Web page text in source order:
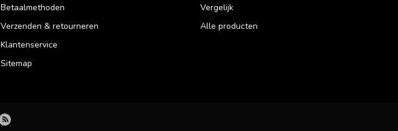
Betaalmethoden
Verzenden & retourneren
Klantenservice
Sitemap
Vergelijk
Alle producten